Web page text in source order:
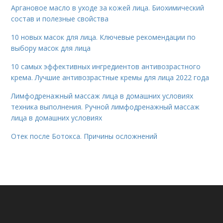
Аргановое масло в уходе за кожей лица. Биохимический
состав и полезные свойства
10 новых масок для лица. Ключевые рекомендации по
выбору масок для лица
10 самых эффективных ингредиентов антивозрастного
крема. Лучшие антивозрастные кремы для лица 2022 года
Лимфодренажный массаж лица в домашних условиях
техника выполнения. Ручной лимфодренажный массаж
лица в домашних условиях
Отек после Ботокса. Причины осложнений